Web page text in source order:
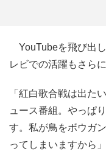
YouTubeを飛び出
レビでの活躍もさら
「紅白歌合戦は出た
ュース番組。やっぱ
す。私が鳥をボウガ
ってしまいますから」